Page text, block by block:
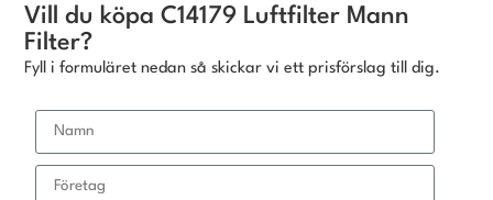
Vill du köpa C14179 Luftfilter Mann
Filter?
Fyll i formuläret nedan så skickar vi ett prisförslag till dig.